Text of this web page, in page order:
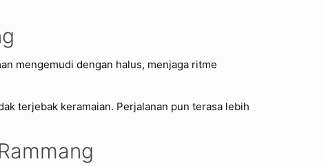
mengemudi dengan halus, menjaga ritme
terjebak keramaian. Perjalanan pun terasa lebih